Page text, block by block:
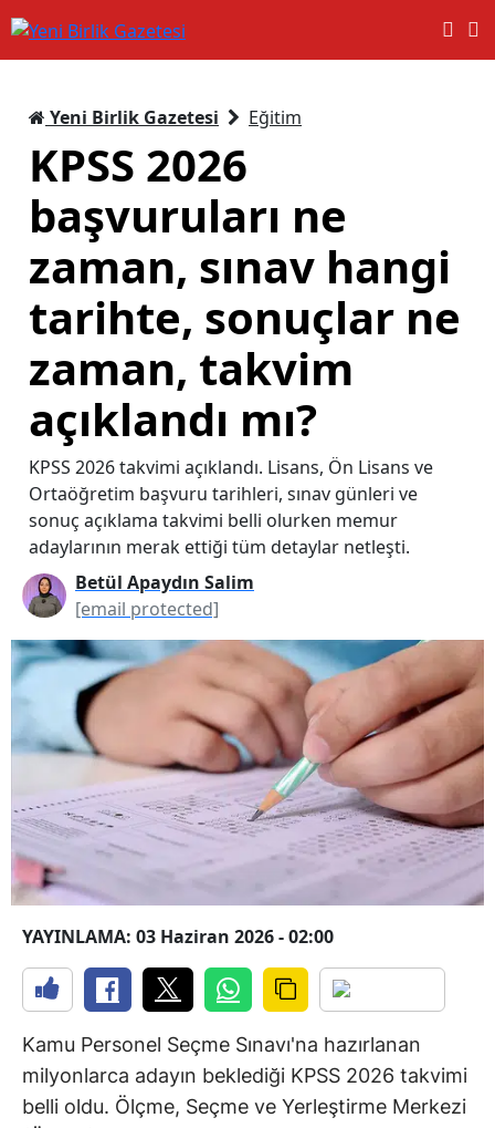
Yeni Birlik Gazetesi Eğitim
KPSS 2026
başvuruları ne
zaman, sınav hangi
tarihte, sonuçlar ne
zaman, takvim
açıklandı mı?
KPSS 2026 takvimi açıklandı. Lisans, Ön Lisans ve
Ortaöğretim başvuru tarihleri, sınav günleri ve
sonuç açıklama takvimi belli olurken memur
adaylarının merak ettiği tüm detaylar netleşti.
Betül Apaydın Salim
[email protected]
YAYINLAMA: 03 Haziran 2026 - 02:00
Kamu Personel Seçme Sınavı'na hazırlanan
milyonlarca adayın beklediği KPSS 2026 takvimi
belli oldu. Ölçme, Seçme ve Yerleştirme Merkezi